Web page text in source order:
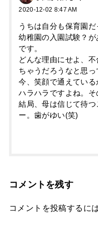
2020-12-02 8:47 AM
うちは自分も保育園だ
幼稚園の入園試験？
です。
どんな理由にせよ、
ちゃうだろうなと思っ
今、笑顔で通えてい
ハラハラですよね。そ
結局、母は信じて待
ー。歯がゆい(笑)
コメントを残す
コメントを投稿するに